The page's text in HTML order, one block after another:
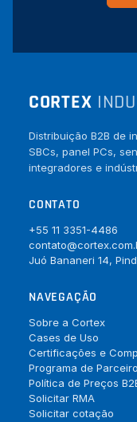
CORTEX
Distribuição B2B de
SBCs, panel PCs,
integradores e
CONTATO
+55 11 3351-4486
Juó Bananeri 14,
NAVEGAÇÃO
Sobre a Cortex
Cases de Uso
Certificações e
Programa de
Política de Preços
Solicitar RMA
Solicitar cotação